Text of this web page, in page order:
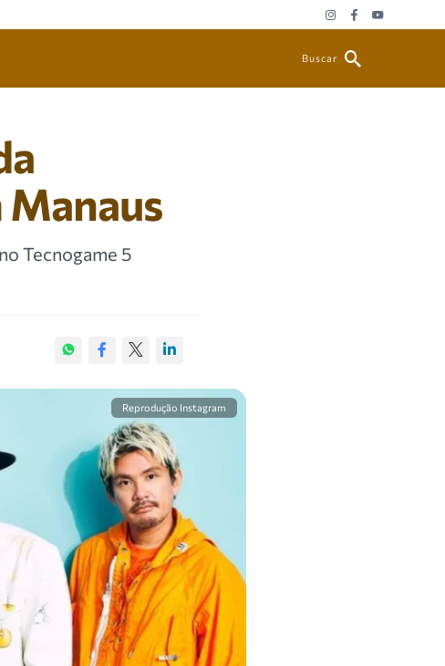
Buscar
Tecnogame 5
Reprodução Instagram